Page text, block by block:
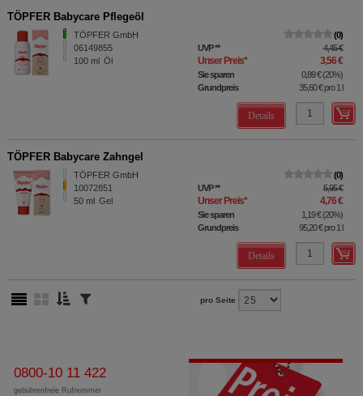
TÖPFER Babycare Pflegeöl
TÖPFER GmbH
06149855
100 ml Öl
0
UVP** 4,45 €
Unser Preis* 3,56 €
Sie sparen 0,89 €(20%)
Grundpreis
35,60 €pro 1 l
Details
TÖPFER Babycare Zahngel
TÖPFER GmbH
10072851
50 ml Gel
0
UVP** 5,95 €
Unser Preis* 4,76 €
Sie sparen 1,19 €(20%)
Grundpreis
95,20 €pro 1 l
Details
pro Seite
0800-10 11 422
gebührenfreie Rufnummer